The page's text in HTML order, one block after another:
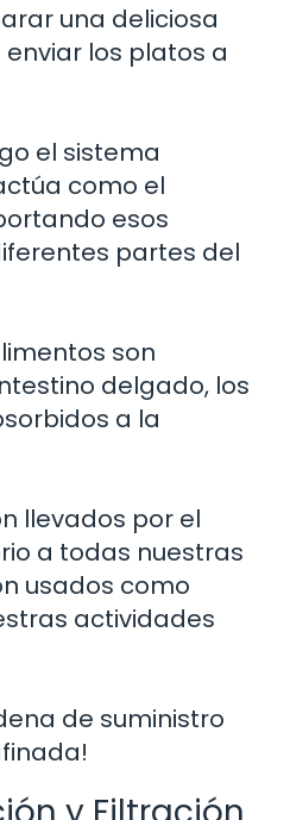
una deliciosa
los platos a
el sistema
como el
esos
partes del
son
delgado, los
a la
llevados por el
a todas nuestras
usados como
actividades
de suministro